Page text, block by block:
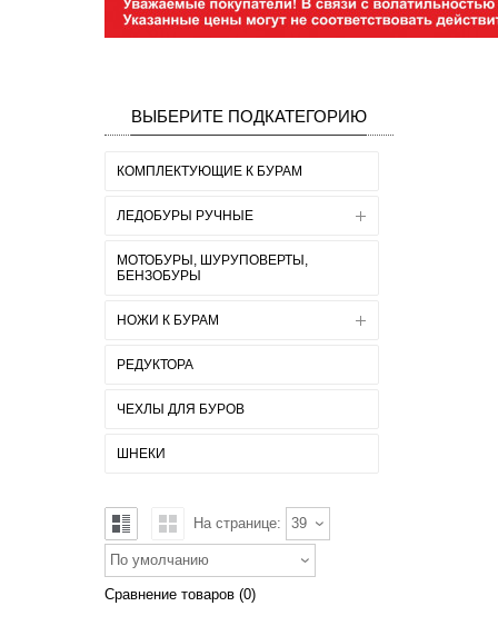
ВЫБЕРИТЕ ПОДКАТЕГОРИЮ
КОМПЛЕКТУЮЩИЕ К БУРАМ
ЛЕДОБУРЫ РУЧНЫЕ
МОТОБУРЫ, ШУРУПОВЕРТЫ,
БЕНЗОБУРЫ
НОЖИ К БУРАМ
РЕДУКТОРА
ЧЕХЛЫ ДЛЯ БУРОВ
ШНЕКИ
На странице: 39
По умолчанию
Сравнение товаров (0)